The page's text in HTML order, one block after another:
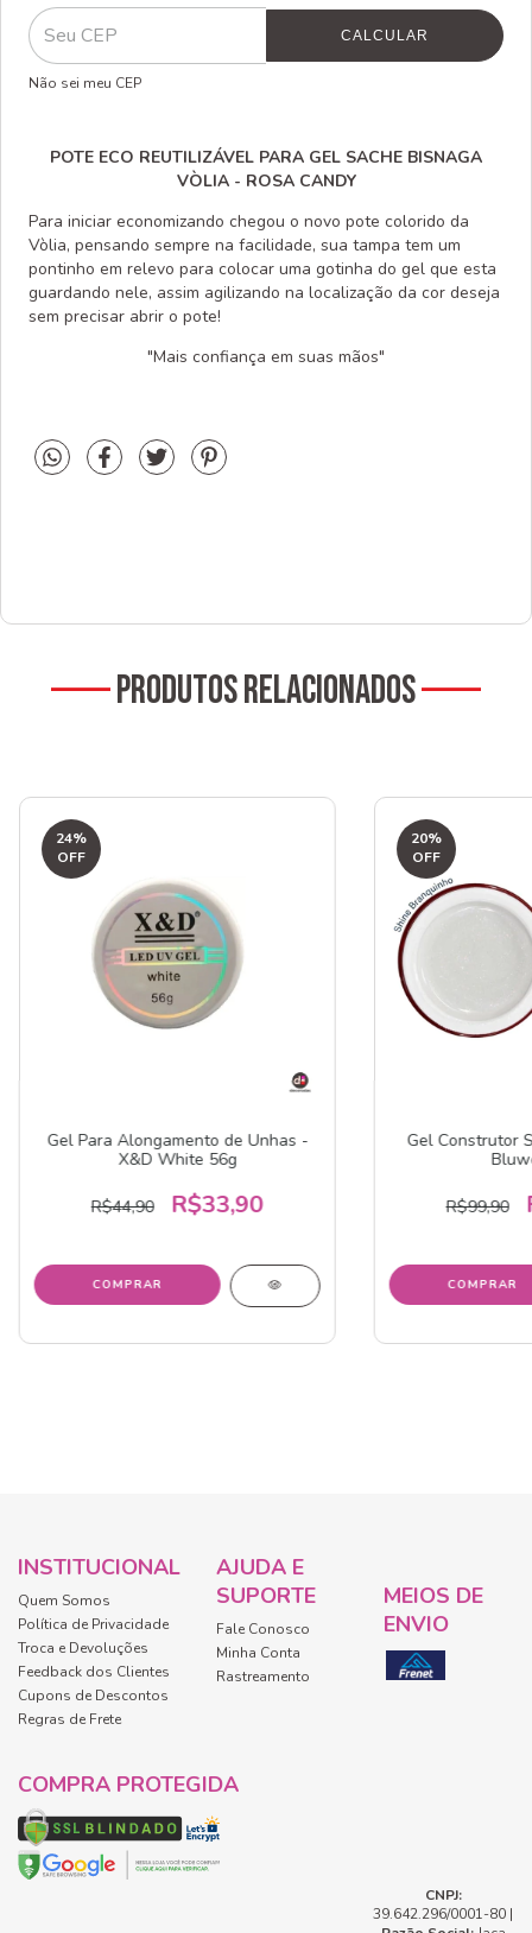
CALCULAR
Não sei meu CEP
POTE ECO REUTILIZÁVEL PARA GEL SACHE BISNAGA
VÒLIA - ROSA CANDY
Para iniciar economizando chegou o novo pote colorido da
Vòlia, pensando sempre na facilidade, sua tampa tem um
pontinho em relevo para colocar uma gotinha do gel que esta
guardando nele, assim agilizando na localização da cor deseja
sem precisar abrir o pote!
"Mais confiança em suas mãos"
Produtos relacionados
24%
OFF
Gel Para Alongamento de Unhas -
X&D White 56g
R$44,90 R$33,90
20%
OFF
Gel Construtor
R$99,90
INSTITUCIONAL
Quem Somos
Política de Privacidade
Troca e Devoluções
Feedback dos Clientes
Cupons de Descontos
Regras de Frete
AJUDA E
SUPORTE
Fale Conosco
Minha Conta
Rastreamento
MEIOS DE
ENVIO
COMPRA PROTEGIDA
CNPJ:
39.642.296/0001-80 |